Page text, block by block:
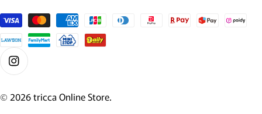
支払い方法
Instagram
© 2026tricca Online Store.